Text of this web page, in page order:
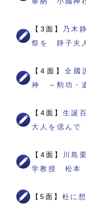
【3面】
乃木
祭を 靜子夫
【4面】 全國
神 ～勲功・
【4面】生誕
大人を偲んで
【4面】
川島
学教授 松本
【5面】 杜に